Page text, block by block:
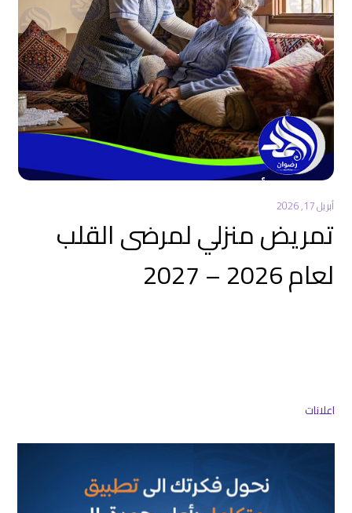
أبريل 17, 2026
تمريض منزلي لمرضى القلب
لعام 2026 – 2027
اعلانات